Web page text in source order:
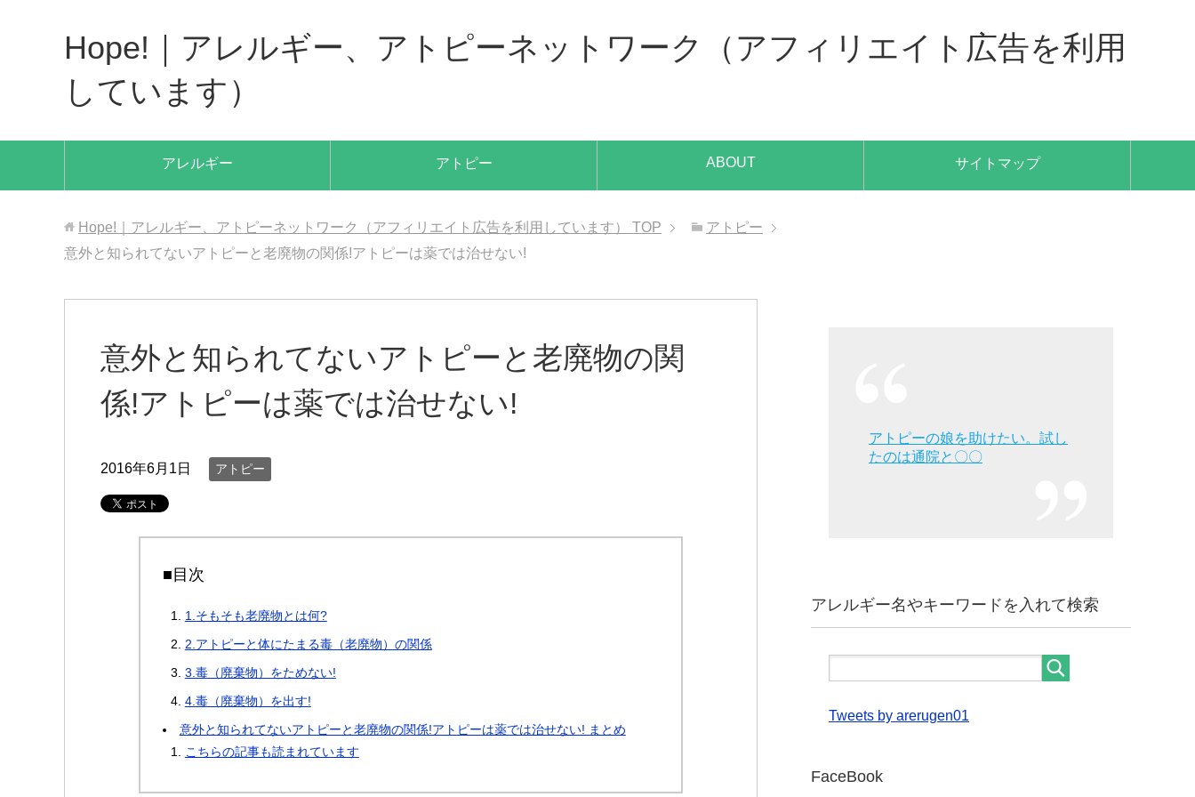
Hope!｜アレルギー、アトピーネットワーク（アフィリエイト広告を利用
しています）
アレルギー アトピー ABOUT サイトマップ
Hope!｜アレルギー、アトピーネットワーク（アフィリエイト広告を利用しています） TOP
アトピー
意外と知られてないアトピーと老廃物の関係!アトピーは薬では治せない!
意外と知られてないアトピーと老廃物の関
係!アトピーは薬では治せない!
2016年6月1日 アトピー
■目次
1.そもそも老廃物とは何?
2.アトピーと体にたまる毒（老廃物）の関係
3.毒（廃棄物）をためない!
4.毒（廃棄物）を出す!
意外と知られてないアトピーと老廃物の関係!アトピーは薬では治せない! まとめ
こちらの記事も読まれています
アトピーの娘を助けたい。試し
たのは通院と〇〇
アレルギー名やキーワードを入れて検索
Tweets by arerugen01
FaceBook